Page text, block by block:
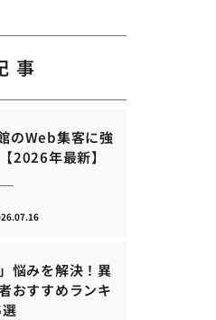
事
のWeb集客に強
2026年最新】
悩みを解決！異
おすすめランキ